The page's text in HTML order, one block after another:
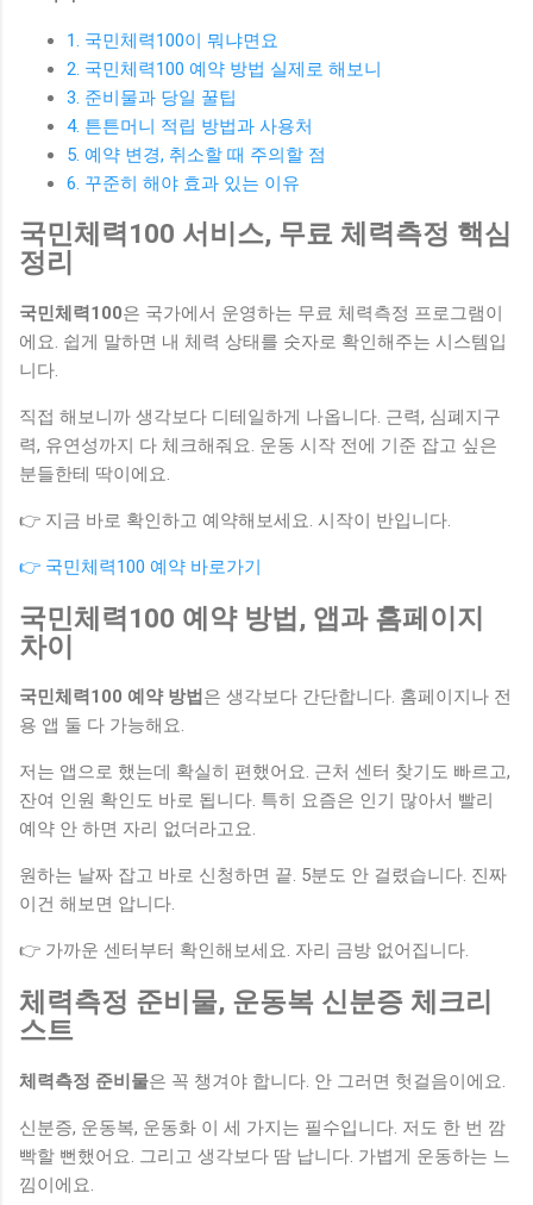
1. 국민체력100이 뭐냐면요
2. 국민체력100 예약 방법 실제로 해보니
3. 준비물과 당일 꿀팁
4. 튼튼머니 적립 방법과 사용처
5. 예약 변경, 취소할 때 주의할 점
6. 꾸준히 해야 효과 있는 이유
국민체력100 서비스, 무료 체력측정 핵심
정리
국민체력100은 국가에서 운영하는 무료 체력측정 프로그램이
에요. 쉽게 말하면 내 체력 상태를 숫자로 확인해주는 시스템입
니다.
직접 해보니까 생각보다 디테일하게 나옵니다. 근력, 심폐지구
력, 유연성까지 다 체크해줘요. 운동 시작 전에 기준 잡고 싶은
분들한테 딱이에요.
👉 지금 바로 확인하고 예약해보세요. 시작이 반입니다.
👉 국민체력100 예약 바로가기
국민체력100 예약 방법, 앱과 홈페이지
차이
국민체력100 예약 방법 은 생각보다 간단합니다. 홈페이지나 전
용 앱 둘 다 가능해요.
저는 앱으로 했는데 확실히 편했어요. 근처 센터 찾기도 빠르고,
잔여 인원 확인도 바로 됩니다. 특히 요즘은 인기 많아서 빨리
예약 안 하면 자리 없더라고요.
원하는 날짜 잡고 바로 신청하면 끝. 5분도 안 걸렸습니다. 진짜
이건 해보면 압니다.
👉 가까운 센터부터 확인해보세요. 자리 금방 없어집니다.
체력측정 준비물, 운동복 신분증 체크리
스트
체력측정 준비물은 꼭 챙겨야 합니다. 안 그러면 헛걸음이에요.
신분증, 운동복, 운동화 이 세 가지는 필수입니다. 저도 한 번 깜
빡할 뻔했어요. 그리고 생각보다 땀 납니다. 가볍게 운동하는 느
낌이에요.